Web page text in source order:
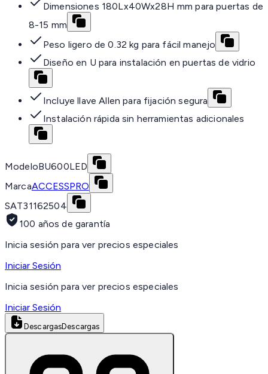
Dimensiones 180Lx40Wx28H mm para puertas de
8-15 mm
Peso ligero de 0.32 kg para fácil manejo
Diseño en U para instalación en puertas de vidrio
Incluye llave Allen para fijación segura
Instalación rápida sin herramientas adicionales
ModeloBU600LED
MarcaACCESSPRO
SAT31162504
100 años de garantía
Inicia sesión para ver precios especiales
Iniciar Sesión
Inicia sesión para ver precios especiales
Iniciar Sesión
DescargasDescargas